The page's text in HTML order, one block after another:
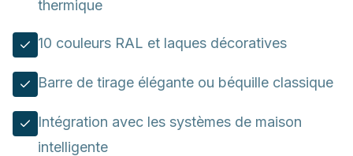
thermique
10 couleurs RAL et laques décoratives
Barre de tirage élégante ou béquille classique
Intégration avec les systèmes de maison
intelligente